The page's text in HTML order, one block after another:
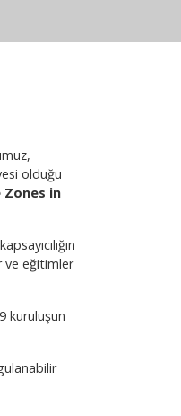
olduğu
Zones in
ve eğitimler
kuruluşun